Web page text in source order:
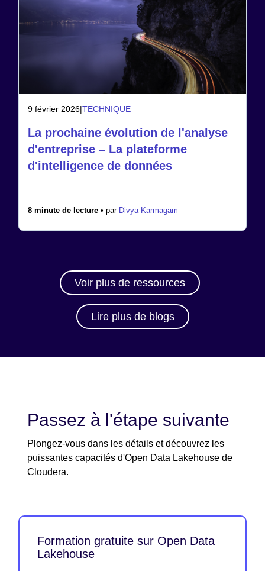
9 février 2026|TECHNIQUE
La prochaine évolution de l'analyse
d'entreprise – La plateforme
d'intelligence de données
8 minute de lecture • par Divya Karmagam
Voir plus de ressources
Lire plus de blogs
Passez à l'étape suivante
Plongez-vous dans les détails et découvrez les
puissantes capacités d'Open Data Lakehouse de
Cloudera.
Formation gratuite sur Open Data
Lakehouse